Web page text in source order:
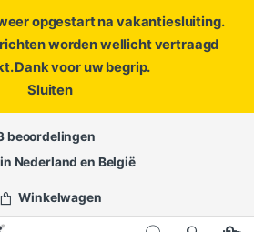
opgestart na vakantiesluiting.
worden wellicht vertraagd
Dank voor uw begrip.
Sluiten
ofopen een ticket
beoordelingen
Nederland en België
Winkelwagen